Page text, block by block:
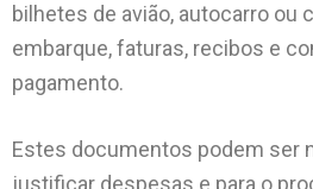
bilhetes de avião, autocarro ou
embarque, faturas, recibos e
pagamento.
Estes documentos podem ser
justificar despesas e para o